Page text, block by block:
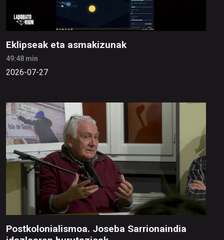
Eklipseak eta asmakizunak
49:48 min
2026-07-27
Postkolonialismoa. Joseba Sarrionaindia